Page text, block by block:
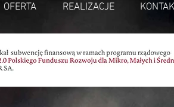
OFERTA REALIZACJE